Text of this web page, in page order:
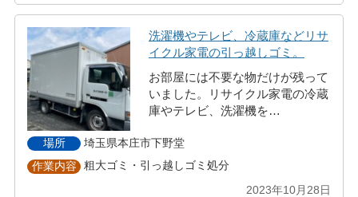
洗濯機やテレビ、冷蔵庫などリサ
イクル家電の引っ越しゴミ。
お部屋には不要な物だけが残って
いました。リサイクル家電の冷蔵
庫やテレビ、洗濯機を…
場所
埼玉県本庄市下野堂
作業内容
粗大ゴミ・引っ越しゴミ処分
2023年10月28日